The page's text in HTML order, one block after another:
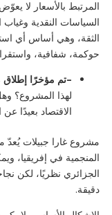
المرتبط بالأسعار لا
السياسات النقدية
الثقة، وهي أساس أي
حوكمة، شفافية،
–تم مؤخرًا
لهذا المشروع؟
الاقتصاد بعيدًا
مشروع غارا جبيلات يُعدّ
المنجمية في إفريقيا،
الجزائري نظريًا، لكن
دقيقة.